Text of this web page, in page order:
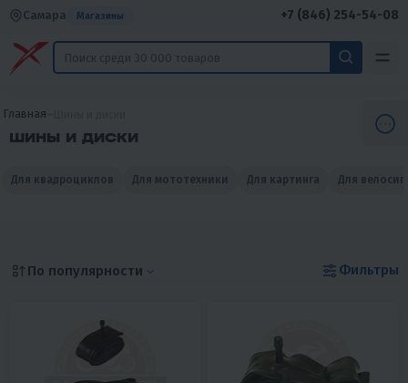
Самара Магазины +7 (846) 254-54-08
Главная
ШИНЫ И ДИСКИ
Для квадроциклов Для мототехники Для картинга Для
По популярности Фильтры